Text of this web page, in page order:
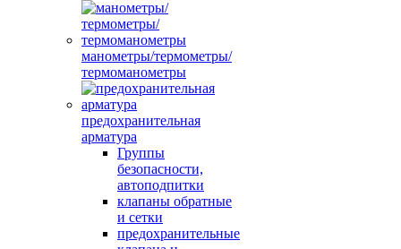
манометры/термометры/
термоманометры
предохранительная
арматура
Группы
безопасности,
автоподпитки
клапаны обратные
и сетки
предохранительные